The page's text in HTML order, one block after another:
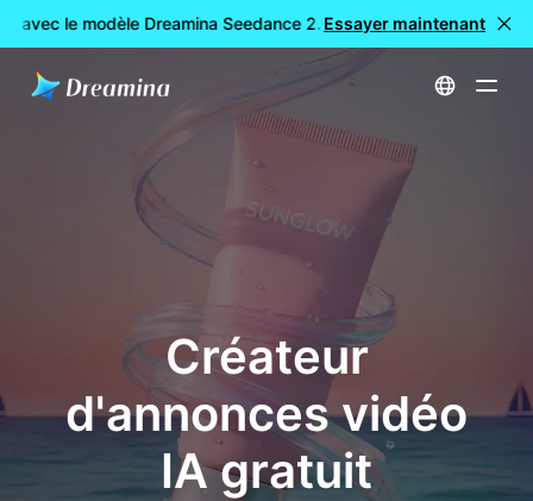
avec le modèle Dreamina Seedance 2.0 Création de vidéos
Essayer maintenant
Accueil Créer Créateur d'annonces vidéo IA gratuit
Créateur
d'annonces vidéo
IA gratuit